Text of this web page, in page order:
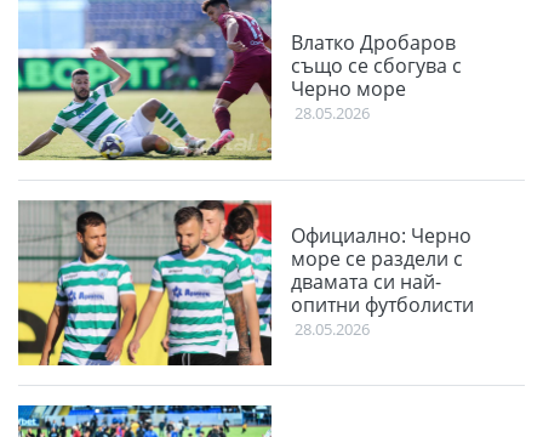
Влатко Дробаров
също се сбогува с
Черно море
28.05.2026
Официално: Черно
море се раздели с
двамата си най-
опитни футболисти
28.05.2026